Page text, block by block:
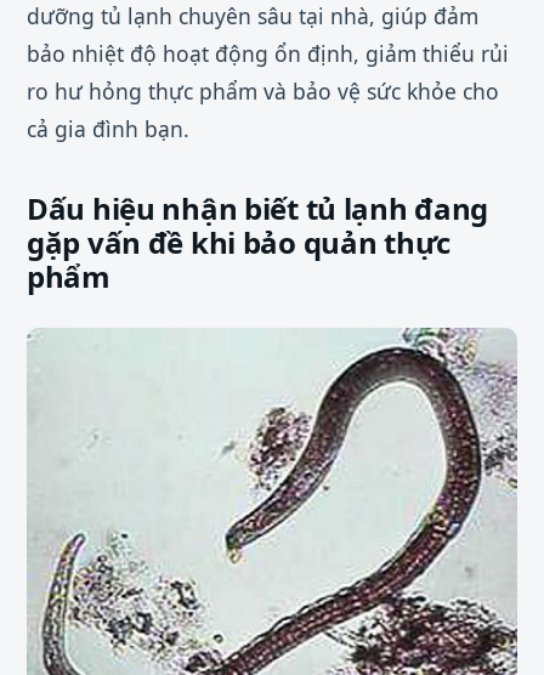
dưỡng tủ lạnh chuyên sâu tại nhà, giúp đảm
bảo nhiệt độ hoạt động ổn định, giảm thiểu rủi
ro hư hỏng thực phẩm và bảo vệ sức khỏe cho
cả gia đình bạn.
Dấu hiệu nhận biết tủ lạnh đang
gặp vấn đề khi bảo quản thực
phẩm